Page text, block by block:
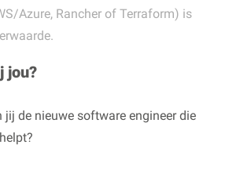
Azure, Rancher of Terraform) is
jou?
jij de nieuwe software engineer die